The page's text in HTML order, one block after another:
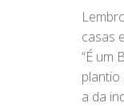
casas
“É um
plantio
a da